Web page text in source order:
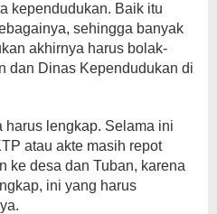
kependudukan. Baik itu
sehingga banyak
akhirnya harus bolak-
dan Dinas Kependudukan di
harus lengkap. Selama ini
atau akte masih repot
ke desa dan Tuban, karena
ini yang harus